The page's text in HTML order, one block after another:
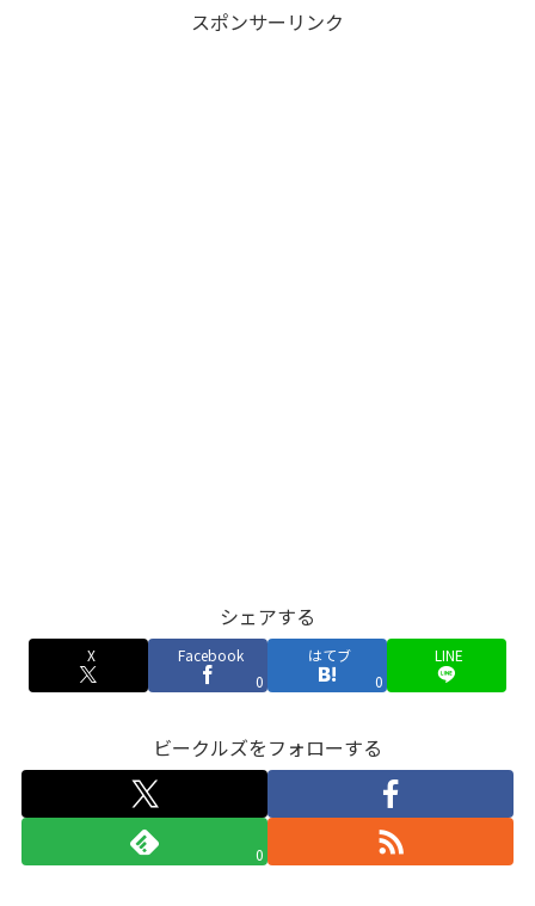
スポンサーリンク
シェアする
X
Facebook
0
はてブ
0
LINE
ビークルズをフォローする
0